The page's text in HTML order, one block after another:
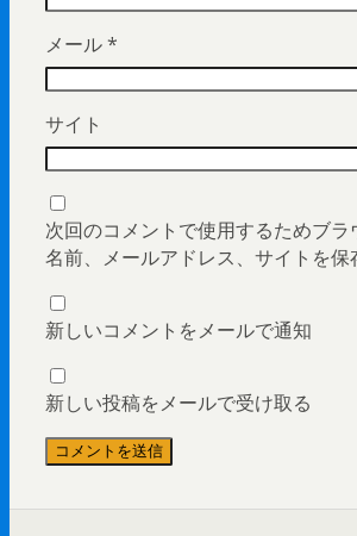
メール*
サイト
次回のコメントで使用するためブ
名前、メールアドレス、サイトを保
新しいコメントをメールで通知
新しい投稿をメールで受け取る